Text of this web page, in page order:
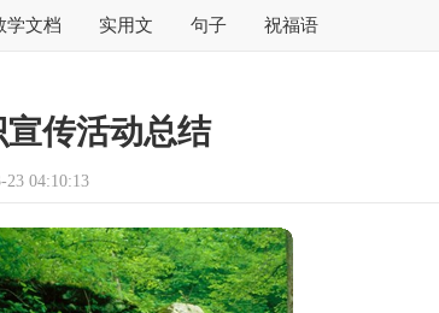
学文档 实用文 句子 祝福语
传活动总结
23 04:10:13